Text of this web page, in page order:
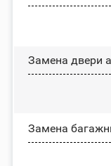
Замена двери
Замена